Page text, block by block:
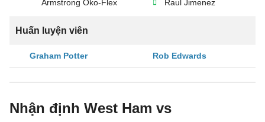
Armstrong Oko-Flex Raul Jimenez
Huấn luyện viên
Graham Potter Rob Edwards
Nhận định West Ham vs